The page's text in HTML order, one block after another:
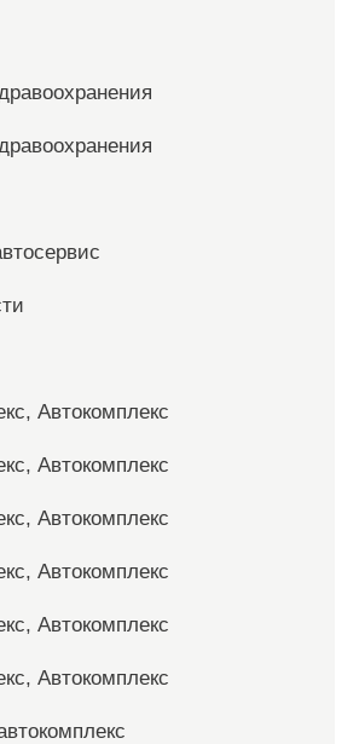
Автокомплекс
Автокомплекс
Автокомплекс
Автокомплекс
Автокомплекс
Автокомплекс